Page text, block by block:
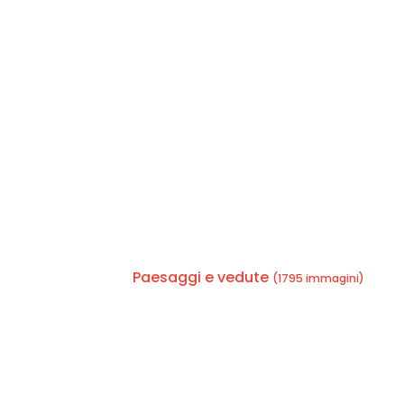
Paesaggi e vedute (1795 immagini)